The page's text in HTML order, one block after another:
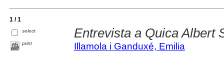
1 / 1
select
print
Entrevista a Quica Albert
Illamola i Ganduxé, Emilia